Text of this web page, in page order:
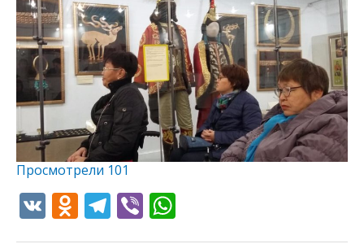
Просмотрели 101
V O T Vi